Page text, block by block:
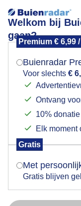
Welkom bij
gaan?
Premium € 6,99
Buienradar
Voor slechts €
Ontvang
10%
Elk moment
Gratis
Met
Gratis blijven
1e vorstdag /
Mogen we
Indien je hier
verschijnt er zo
Is
Nu